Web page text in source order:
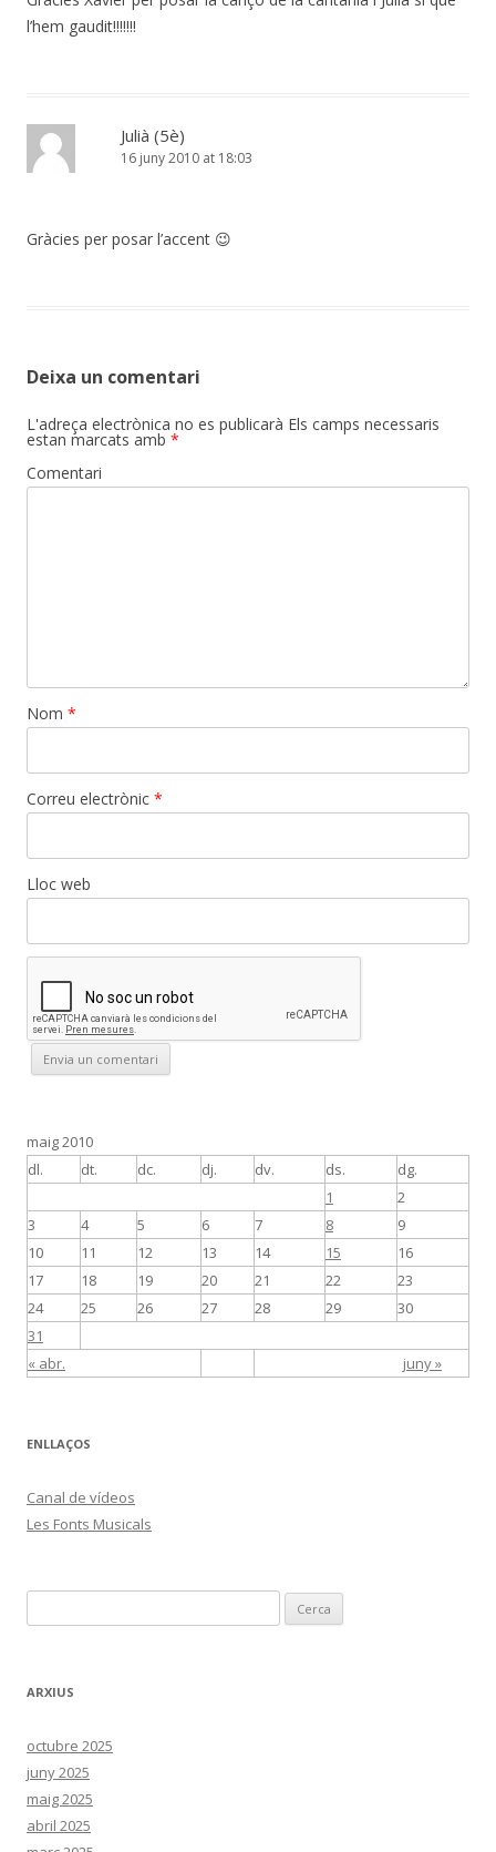
l’hem gaudit!!!!!!!
Julià (5è)
16 juny 2010 at 18:03
Gràcies per posar l’accent 😉
Deixa un comentari
L'adreça electrònica no es publicarà Els camps necessaris
estan marcats amb *
Comentari
Nom *
Correu electrònic *
Lloc web
maig 2010
dl.
dt. dc. dj. dv. ds. dg.
« abr. juny »
1
2
3
4 5 6 7 8
9
10
11 12 13 14 15
16
17
18 19 20 21 22
23
24
25 26 27 28 29
30
31
ENLLAÇOS
Canal de vídeos
Les Fonts Musicals
e
c
ARXIUS
octubre 2025
juny 2025
maig 2025
abril 2025